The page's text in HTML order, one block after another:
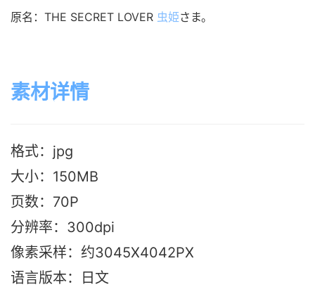
原名：THE SECRET LOVER 虫姫さま。
素材详情
格式：jpg
大小：150MB
页数：70P
分辨率：300dpi
像素采样：约3045X4042PX
语言版本：日文